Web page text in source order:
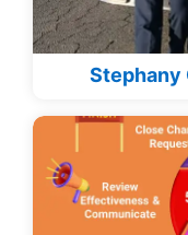
Stephany